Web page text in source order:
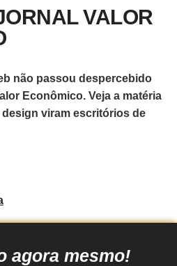
VALOR
não passou despercebido
Econômico. Veja a matéria
viram escritórios de
agora mesmo!